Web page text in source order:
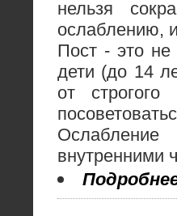
нельзя
ослаблению,
Пост - это
дети (до 14
от
внутренними